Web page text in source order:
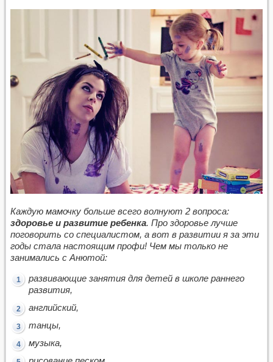
Каждую мамочку больше всего волнуют 2 вопроса:
здоровье и развитие ребенка. Про здоровье лучше
поговорить со специалистом, а вот в развитии я за эти
годы стала настоящим профи! Чем мы только не
занимались с Анютой:
развивающие занятия для детей в школе раннего
развития,
английский,
танцы,
музыка,